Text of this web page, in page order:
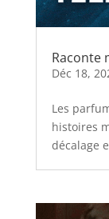
Raconte
Déc 18,
Les
histoires
décalage